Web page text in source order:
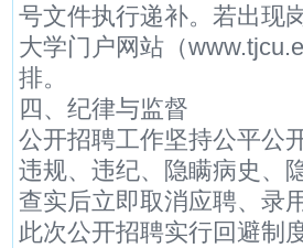
号文件执行递补。若出现
大学门户网站（
排。
四、纪律与监督
公开招聘工作坚持公平公
违规、违纪、隐瞒病史、
查实后立即取消应聘、录
此次公开招聘实行回避制